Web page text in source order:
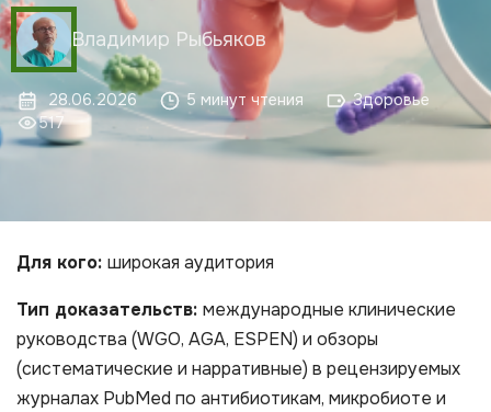
Владимир Рыбьяков
28.06.2026 5 минут чтения
Здоровье
517
Для кого: широкая аудитория
Тип доказательств: международные клинические
руководства (WGO, AGA, ESPEN) и обзоры
(систематические и нарративные) в рецензируемых
журналах PubMed по антибиотикам, микробиоте и